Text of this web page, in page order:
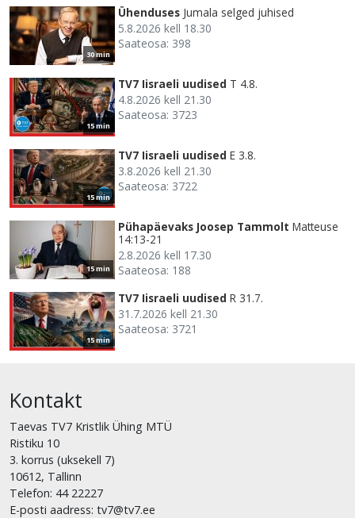
30 min
Ühenduses Jumala selged juhised
5.8.2026 kell 18.30
Saateosa: 398
15 min
TV7 Iisraeli uudised T 4.8.
4.8.2026 kell 21.30
Saateosa: 3723
15 min
TV7 Iisraeli uudised E 3.8.
3.8.2026 kell 21.30
Saateosa: 3722
15 min
Pühapäevaks Joosep Tammolt Matteuse
14:13-21
2.8.2026 kell 17.30
Saateosa: 188
15 min
TV7 Iisraeli uudised R 31.7.
31.7.2026 kell 21.30
Saateosa: 3721
Kontakt
Taevas TV7 Kristlik Ühing MTÜ
Ristiku 10
3. korrus (uksekell 7)
10612, Tallinn
Telefon: 44 22227
E-posti aadress: tv7@tv7.ee